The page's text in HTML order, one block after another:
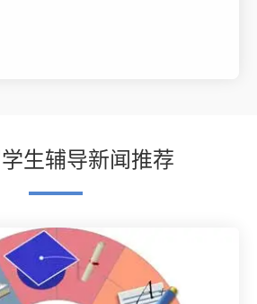
生辅导新闻推荐